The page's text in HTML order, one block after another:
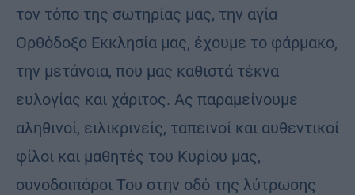
τον τόπο της σωτηρίας μας, την αγία
Ορθόδοξο Εκκλησία μας, έχουμε το φάρμακο,
την μετάνοια, που μας καθιστά τέκνα
ευλογίας και χάριτος. Ας παραμείνουμε
αληθινοί, ειλικρινείς, ταπεινοί και αυθεντικοί
φίλοι και μαθητές του Κυρίου μας,
συνοδοιπόροι Του στην οδό της λύτρωσης